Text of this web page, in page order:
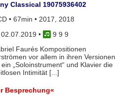
Classical 19075936402
• 67min • 2017, 2018
02.07.2019 •
9 9 9
Faurés Kompositionen
vor allem in ihren Versionen
„Soloinstrument“ und Klavier die
Intimität [...]
Besprechung«